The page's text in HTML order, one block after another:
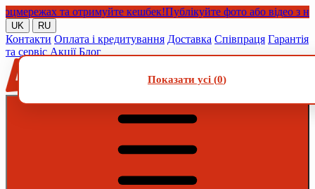
та отримуйте кешбек!Публікуйте фото або відео з
UK RU
Контакти Оплата і кредитування Доставка Співпраця Гарантія
та сервіс Акції Блог
Показати усі (0)